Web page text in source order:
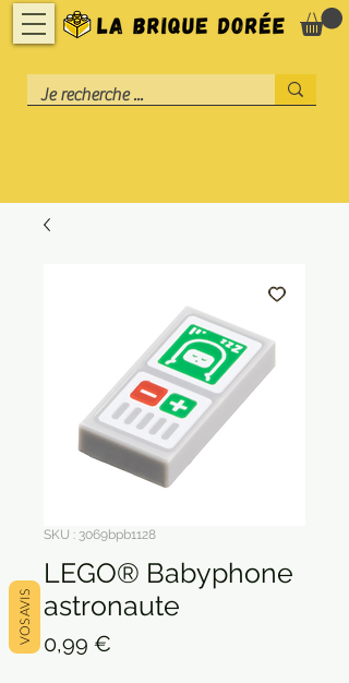
SKU : 3069bpb1128
LEGO® Babyphone
astronaute
0,99 €
VOS AVIS